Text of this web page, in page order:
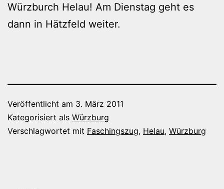
Würzburch Helau! Am Dienstag geht es
dann in Hätzfeld weiter.
Veröffentlicht am 3. März 2011
Kategorisiert als Würzburg
Verschlagwortet mit Faschingszug, Helau, Würzburg